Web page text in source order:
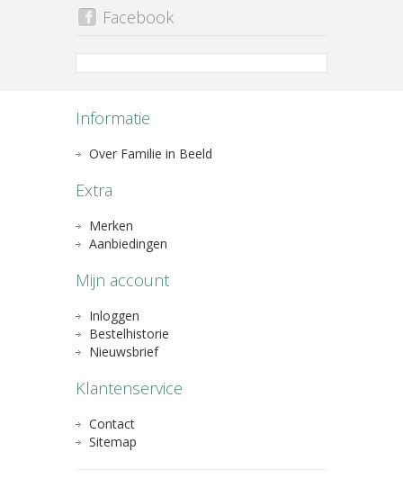
Facebook
Informatie
Over Familie in Beeld
Extra
Merken
Aanbiedingen
Mijn account
Inloggen
Bestelhistorie
Nieuwsbrief
Klantenservice
Contact
Sitemap